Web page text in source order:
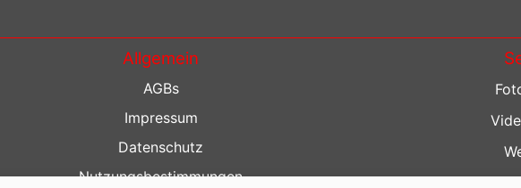
Allgemein
AGBs
Impressum
Datenschutz
Nutzungsbestimmungen